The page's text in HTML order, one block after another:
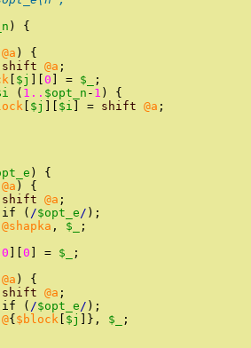
)
{
@a )
{
shift @a ;
$j 0 = $_
;
( 1.. $opt_n - 1 )
{
$j $i = shift @a ;
)
{
@a )
{
shift @a ;
if ( /$opt_e/ ) ;
@shapka , $_
;
0 0 = $_
;
@a )
{
shift @a ;
if ( /$opt_e/ ) ;
@{ $block $j } , $_
;